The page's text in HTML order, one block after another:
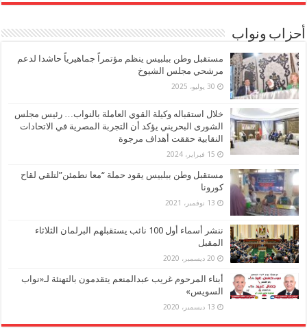
أحزاب ونواب
مستقبل وطن ببلبيس ينظم مؤتمراً جماهيرياً حاشدا لدعم
مرشحي مجلس الشيوخ
30 يوليو، 2025
خلال استقباله وكيلة القوي العاملة بالنواب… رئيس مجلس
الشورى البحريني يؤكد أن التجربة المصرية في الاتحادات
النقابية حققت أهداف مرجوة
15 فبراير، 2024
مستقبل وطن ببلبيس يقود حملة “معا نطمئن”لتلقي لقاح
كورونا
13 نوفمبر، 2021
ننشر أسماء أول 100 نائب يستقبلهم البرلمان الثلاثاء
المقبل
20 ديسمبر، 2020
أبناء المرحوم غريب عبدالمنعم يتقدمون بالتهنئة لـ«نواب
السويس»
13 ديسمبر، 2020